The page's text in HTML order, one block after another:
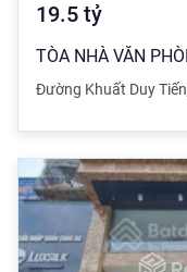
19.5 tỷ
Đường Khuất Duy Tiến